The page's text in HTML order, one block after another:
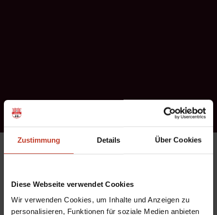
Zustimmung Details Über Cookies
Diese Webseite verwendet Cookies
Wir verwenden Cookies, um Inhalte und Anzeigen zu
personalisieren, Funktionen für soziale Medien anbieten
Ab der Spielzeit 2013/14 haben sich die Verantwortlichen für
Verantwortlich für die 1.Herren:Detlef Schneider
Verantwortlich für die 2.Herren:
Rene Schwarze